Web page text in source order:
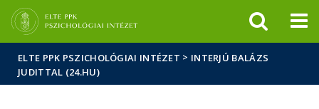
sajtóban
ELTE PPK PSZICHOLÓGIAI INTÉZET > INTERJÚ BALÁZS
JUDITTAL (24.HU)